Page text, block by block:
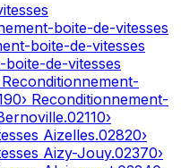
boite-de-vitesses
boite-de-vitesses
boite-de-vitesses
Reconditionnement-
› Reconditionnement-
.02110›
Aizelles.02820›
Aizy-Jouy.02370›